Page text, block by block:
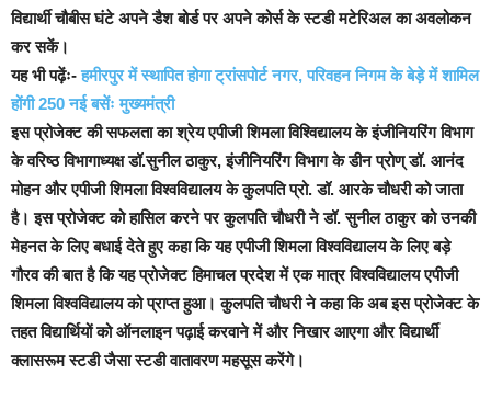
विद्यार्थी चौबीस घंटे अपने डैश बोर्ड पर अपने कोर्स के स्टडी मटेरिअल का अवलोकन
कर सकें।
यह भी पढ़ेंः-हमीरपुर में स्थापित होगा ट्रांसपोर्ट नगर, परिवहन निगम के बेड़े में शामिल
होंगी 250 नई बसेंः मुख्यमंत्री
इस प्रोजेक्ट की सफलता का श्रेय एपीजी शिमला विश्विद्यालय के इंजीनियरिंग विभाग
के वरिष्ठ विभागाध्यक्ष डॉ.सुनील ठाकुर, इंजीनियरिंग विभाग के डीन प्रोण् डॉ. आनंद
मोहन और एपीजी शिमला विश्वविद्यालय के कुलपति प्रो. डॉ. आरके चौधरी को जाता
है।इस प्रोजेक्ट को हासिल करने पर कुलपति चौधरी ने डॉ. सुनील ठाकुर को उनकी
मेहनत के लिए बधाई देते हुए कहा कि यह एपीजी शिमला विश्वविद्यालय के लिए बड़े
गौरव की बात है कि यह प्रोजेक्ट हिमाचल प्रदेश में एक मात्र विश्वविद्यालय एपीजी
शिमला विश्वविद्यालय को प्राप्त हुआ। कुलपति चौधरी ने कहा कि अब इस प्रोजेक्ट के
तहत विद्यार्थियों को ऑनलाइन पढ़ाई करवाने में और निखार आएगा और विद्यार्थी
क्लासरूम स्टडी जैसा स्टडी वातावरण महसूस करेंगे।